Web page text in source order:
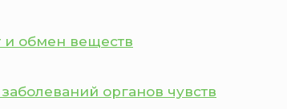
и обмен веществ
органов чувств